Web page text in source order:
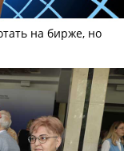
на бирже, но